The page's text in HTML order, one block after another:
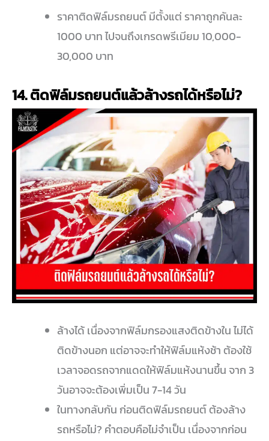
ราคาติดฟิล์มรถยนต์ มีตั้งแต่ ราคาถูกคันละ
1000 บาท ไปจนถึงเกรดพรีเมียม 10,000-
30,000 บาท
14. ติดฟิล์มรถยนต์แล้วล้างรถได้หรือไม่?
ล้างได้ เนื่องจากฟิล์มกรองแสงติดข้างใน ไม่ได้
ติดข้างนอก แต่อาจจะทำให้ฟิล์มแห้งช้า ต้องใช้
เวลาจอดรถจากแดดให้ฟิล์มแห้งนานขึ้น จาก 3
วันอาจจะต้องเพิ่มเป็น 7-14 วัน
ในทางกลับกัน ก่อนติดฟิล์มรถยนต์ ต้องล้าง
รถหรือไม่? คำตอบคือไม่จำเป็น เนื่องจากก่อน